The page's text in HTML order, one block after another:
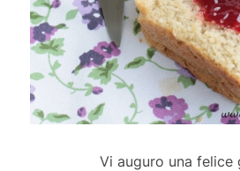
Vi auguro una felice